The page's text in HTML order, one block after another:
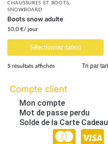
CHAUSSURES ET BOOTS,
SNOWBOARD
Boots snow adulte
10,0 €/ jour
Sélectionnez date(s)
5 résultats affichés
Compte client
Mon compte
Mot de passe perdu
Solde de la Carte Cadeau